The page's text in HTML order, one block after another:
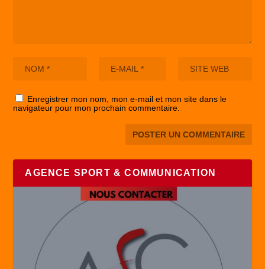
Enregistrer mon nom, mon e-mail et mon site dans le
navigateur pour mon prochain commentaire.
AGENCE SPORT & COMMUNICATION